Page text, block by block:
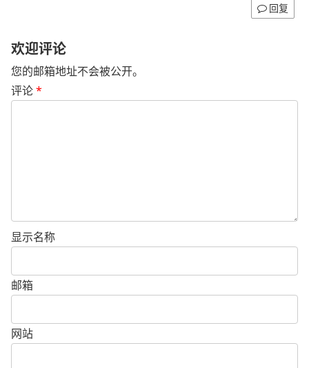
回复
欢迎评论
您的邮箱地址不会被公开。
评论*
显示名称
邮箱
网站